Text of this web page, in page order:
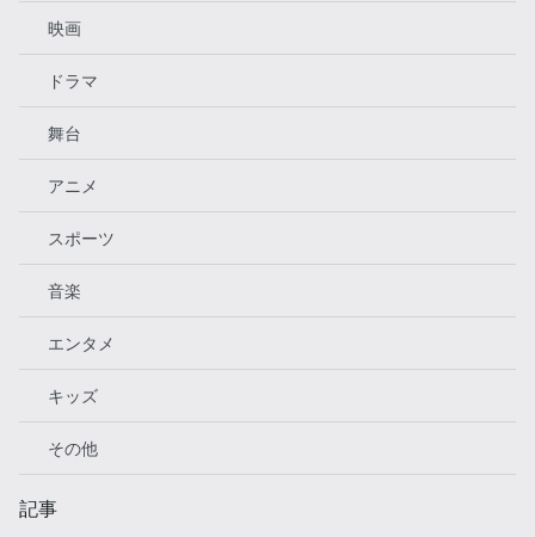
映画
ドラマ
舞台
アニメ
スポーツ
音楽
エンタメ
キッズ
その他
記事